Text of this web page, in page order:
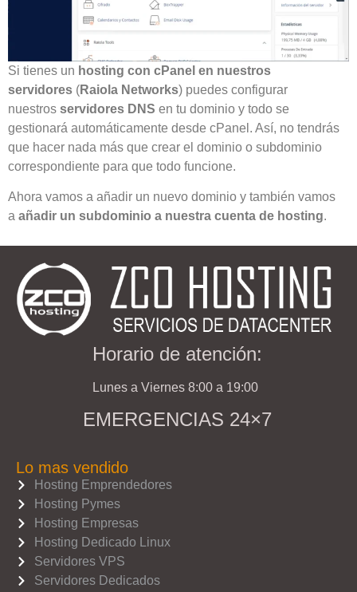
Si tienes un hosting con cPanel en nuestros
servidores (Raiola Networks) puedes configurar
nuestros servidores DNS en tu dominio y todo se
gestionará automáticamente desde cPanel. Así, no tendrás
que hacer nada más que crear el dominio o subdominio
correspondiente para que todo funcione.
Ahora vamos a añadir un nuevo dominio y también vamos
a añadir un subdominio a nuestra cuenta de hosting.
Horario de atención:
Lunes a Viernes 8:00 a 19:00
EMERGENCIAS 24×7
Lo mas vendido
Hosting Emprendedores
Hosting Pymes
Hosting Empresas
Hosting Dedicado Linux
Servidores VPS
Servidores Dedicados